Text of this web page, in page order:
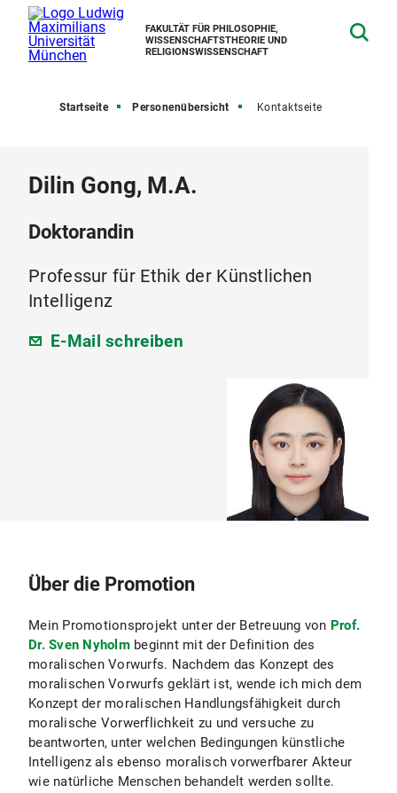
FAKULTÄT FÜR PHILOSOPHIE,
WISSENSCHAFTSTHEORIE UND
RELIGIONSWISSENSCHAFT
Startseite Personenübersicht Kontaktseite
Dilin Gong, M.A.
Doktorandin
Professur für Ethik der Künstlichen
Intelligenz
E-Mail schreiben
Über die Promotion
Mein Promotionsprojekt unter der Betreuung von Prof.
Dr. Sven Nyholm beginnt mit der Definition des
moralischen Vorwurfs. Nachdem das Konzept des
moralischen Vorwurfs geklärt ist, wende ich mich dem
Konzept der moralischen Handlungsfähigkeit durch
moralische Vorwerflichkeit zu und versuche zu
beantworten, unter welchen Bedingungen künstliche
Intelligenz als ebenso moralisch vorwerfbarer Akteur
wie natürliche Menschen behandelt werden sollte.